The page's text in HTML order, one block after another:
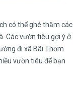
có thể ghé thăm các
Các vườn tiêu gợi ý ở
đi xã Bãi Thơm.
vườn tiêu để bạn